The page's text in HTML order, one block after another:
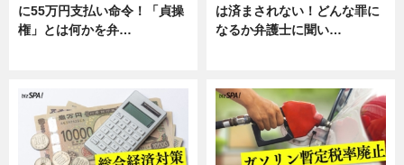
に55万円支払い命令！「貞操
権」とは何かを弁…
は済まされない！どんな罪に
なるか弁護士に聞い…